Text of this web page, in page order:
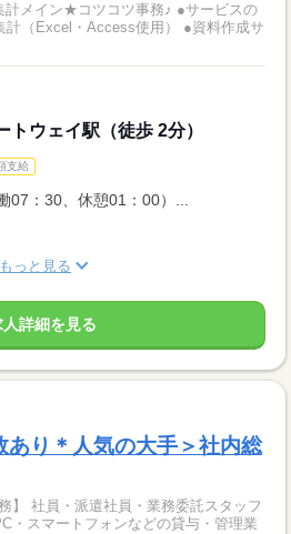
計メイン★コツコツ事務♪ ●サービスの
計（Excel・Access使用） ●資料作成サ
トウェイ駅（徒歩 2分）
支給
07：30、休憩01：00）...
もっと見る
人詳細を見る
あり＊人気の大手＞社内総
タッフ
・スマートフォンなどの貸与・管理業